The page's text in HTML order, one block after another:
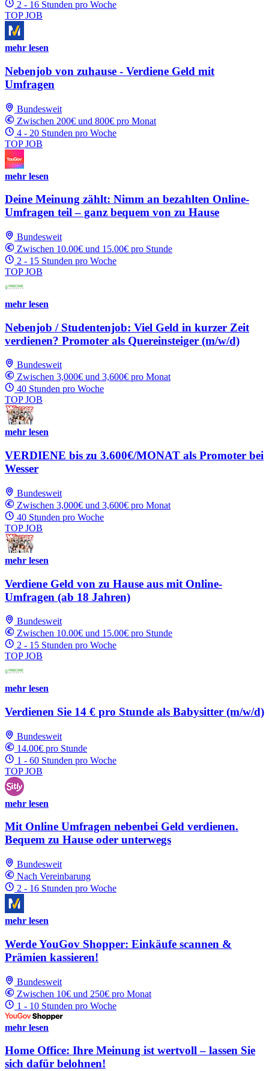
2 - 16 Stunden pro Woche
TOP JOB
mehr lesen
Nebenjob von zuhause - Verdiene Geld mit
Umfragen
Bundesweit
Zwischen 200€ und 800€ pro Monat
4 - 20 Stunden pro Woche
TOP JOB
mehr lesen
Deine Meinung zählt: Nimm an bezahlten Online-
Umfragen teil – ganz bequem von zu Hause
Bundesweit
Zwischen 10.00€ und 15.00€ pro Stunde
2 - 15 Stunden pro Woche
TOP JOB
mehr lesen
Nebenjob / Studentenjob: Viel Geld in kurzer Zeit
verdienen? Promoter als Quereinsteiger (m/w/d)
Bundesweit
Zwischen 3,000€ und 3,600€ pro Monat
40 Stunden pro Woche
TOP JOB
mehr lesen
VERDIENE bis zu 3.600€/MONAT als Promoter bei
Wesser
Bundesweit
Zwischen 3,000€ und 3,600€ pro Monat
40 Stunden pro Woche
TOP JOB
mehr lesen
Verdiene Geld von zu Hause aus mit Online-
Umfragen (ab 18 Jahren)
Bundesweit
Zwischen 10.00€ und 15.00€ pro Stunde
2 - 15 Stunden pro Woche
TOP JOB
mehr lesen
Verdienen Sie 14 € pro Stunde als Babysitter (m/w/d)
Bundesweit
14.00€ pro Stunde
1 - 60 Stunden pro Woche
TOP JOB
mehr lesen
Mit Online Umfragen nebenbei Geld verdienen.
Bequem zu Hause oder unterwegs
Bundesweit
Nach Vereinbarung
2 - 16 Stunden pro Woche
mehr lesen
Werde YouGov Shopper: Einkäufe scannen &
Prämien kassieren!
Bundesweit
Zwischen 10€ und 250€ pro Monat
1 - 10 Stunden pro Woche
mehr lesen
Home Office: Ihre Meinung ist wertvoll – lassen Sie
sich dafür belohnen!